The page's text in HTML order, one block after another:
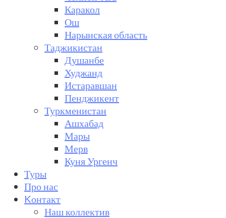
Каракол
Ош
Нарынская область
Таджикистан
Душанбе
Худжанд
Истаравшан
Пенджикент
Туркменистан
Ашхабад
Мары
Мерв
Куня Ургенч
Туры
Про нас
Kонтакт
Наш коллектив